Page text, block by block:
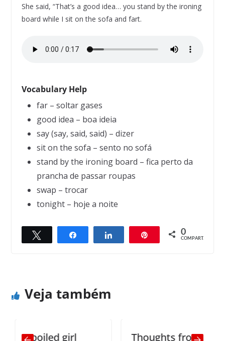
She said, “That’s a good idea… you stand by the ironing
board while I sit on the sofa and fart.
Vocabulary Help
far – soltar gases
good idea – boa ideia
say (say, said, said) – dizer
sit on the sofa – sento no sofá
stand by the ironing board – fica perto da
prancha de passar roupas
swap – trocar
tonight – hoje a noite
Compartilhar Compartilhar 0
COMPART.
← Previous
Next →
Veja também
Spoiled girl
Thoughts from